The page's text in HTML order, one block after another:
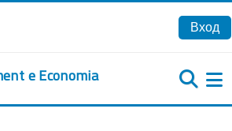
содержанию
Вход
e Economia